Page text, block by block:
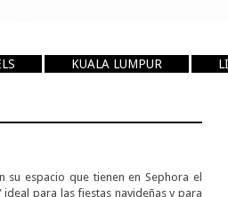
KUALA LUMPUR
su espacio que tienen en Sephora el
para las fiestas navideñas y para